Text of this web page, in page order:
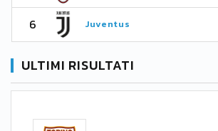
6 Juventus
ULTIMI RISULTATI